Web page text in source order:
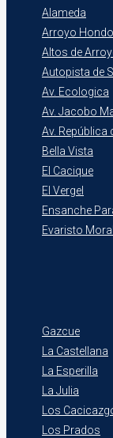
Alameda
Arroyo Hondo
Altos de
Autopista de
Av. Ecologica
Av. Jacobo
Av. República
Bella Vista
El Cacique
El Vergel
Ensanche
Evaristo
Gazcue
La Castellana
La Esperilla
La Julia
Los
Los Prados